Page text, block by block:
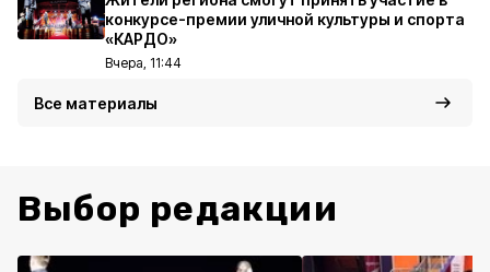
конкурсе-премии уличной культуры и спорта
«КАРДО»
Вчера, 11:44
Все материалы
Выбор редакции